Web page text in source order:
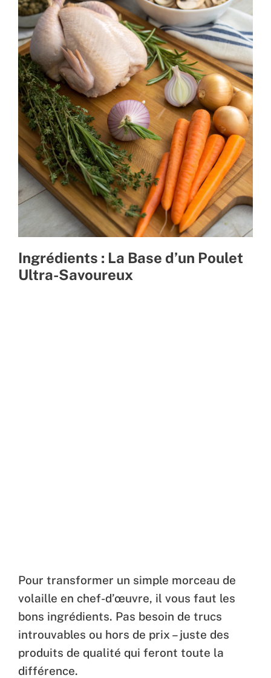
Ingrédients : La Base d’un Poulet
Ultra-Savoureux
Pour transformer un simple morceau de
volaille en chef-d’œuvre, il vous faut les
bons ingrédients. Pas besoin de trucs
introuvables ou hors de prix – juste des
produits de qualité qui feront toute la
différence.